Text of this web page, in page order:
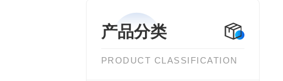
产品分类
PRODUCT CLASSIFICATION